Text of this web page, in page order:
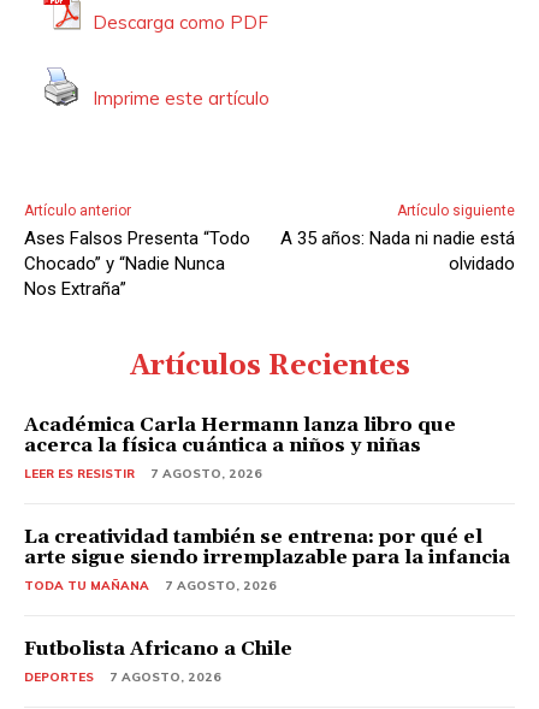
Descarga como PDF
Imprime este artículo
Artículo anterior
Ases Falsos Presenta “Todo
Chocado” y “Nadie Nunca
Nos Extraña”
Artículo siguiente
A 35 años: Nada ni nadie está
olvidado
Artículos Recientes
Académica Carla Hermann lanza libro que
acerca la física cuántica a niños y niñas
LEER ES RESISTIR 7 AGOSTO, 2026
La creatividad también se entrena: por qué el
arte sigue siendo irremplazable para la infancia
TODA TU MAÑANA 7 AGOSTO, 2026
Futbolista Africano a Chile
DEPORTES 7 AGOSTO, 2026